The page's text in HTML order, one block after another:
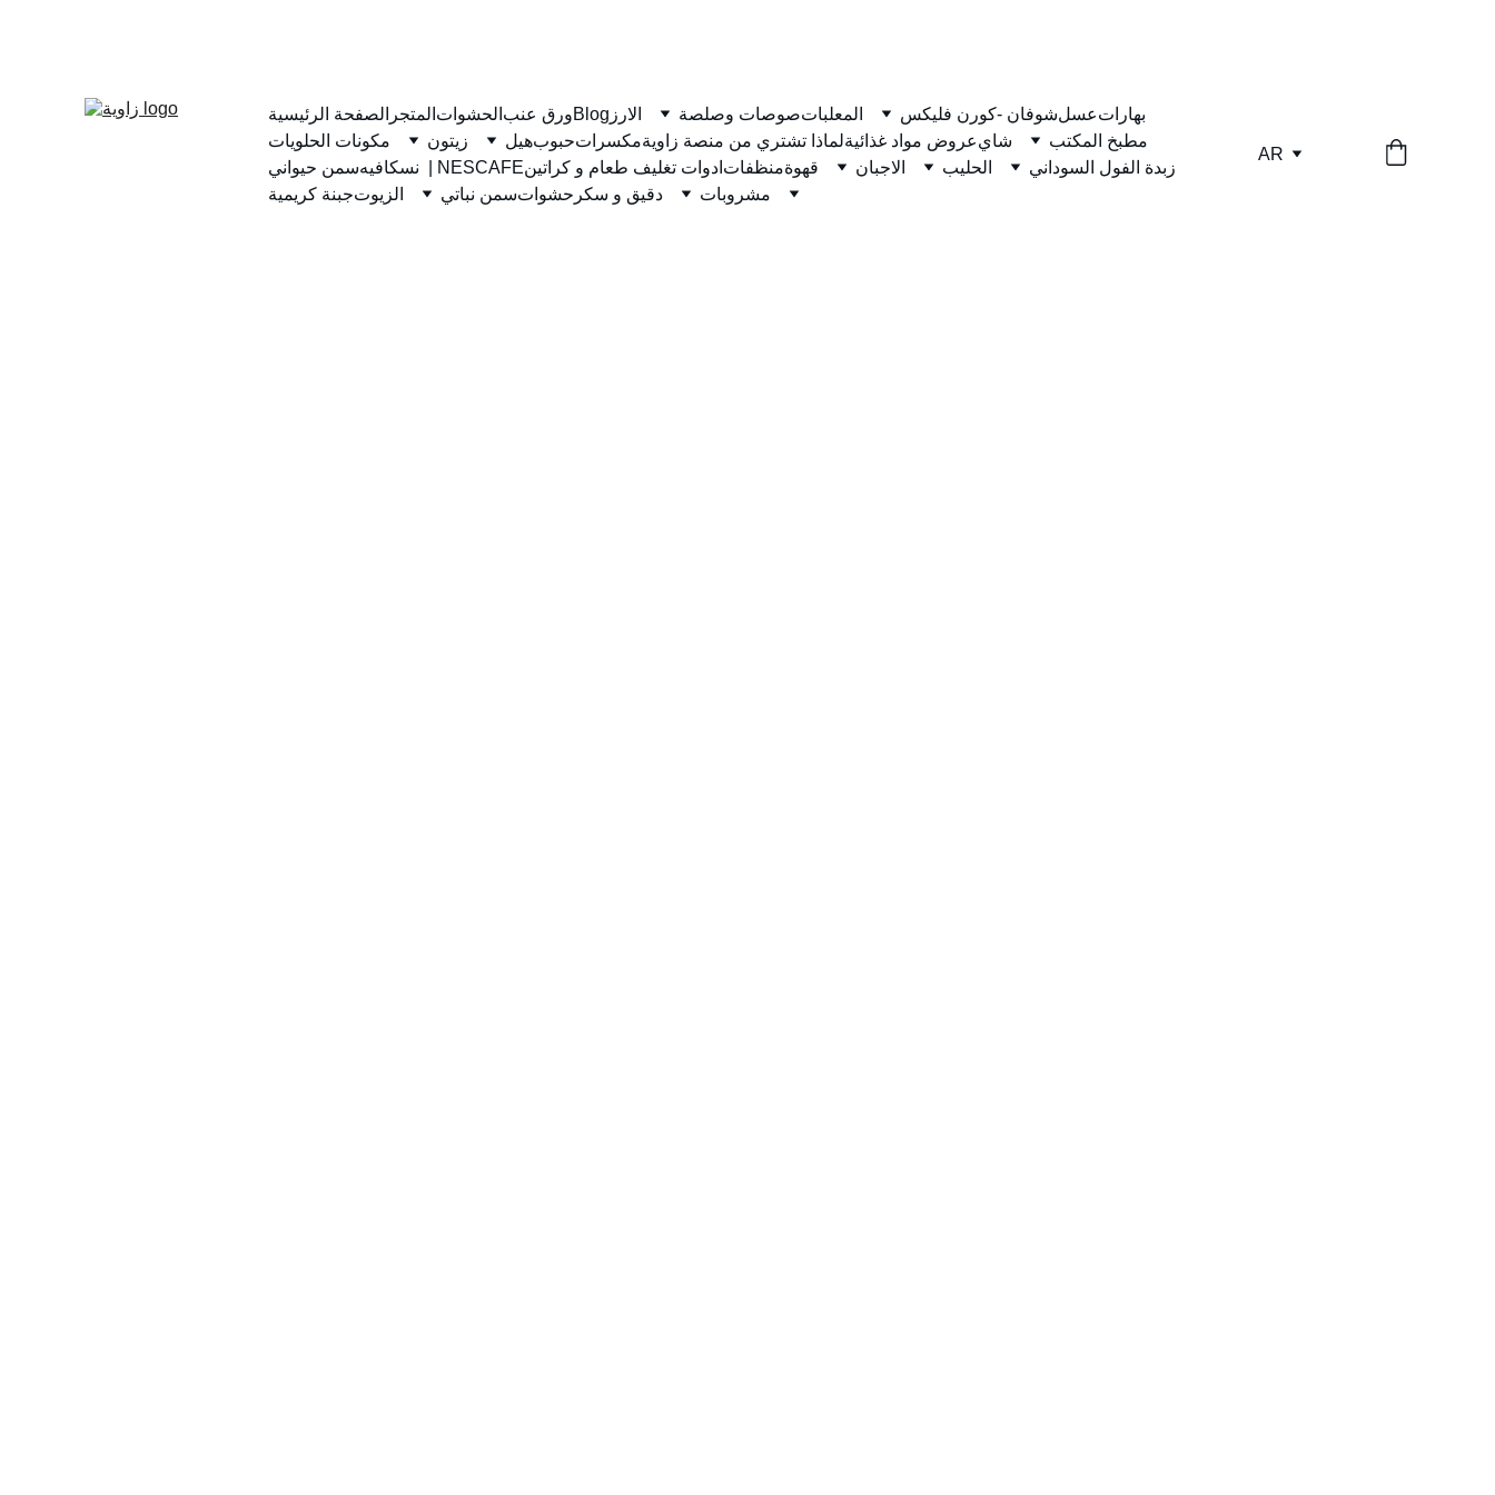
الصفحة الرئيسية المتجر الحشوات ورق عنبBlog الارز صوصات وصلصةالمعلبات شوفان -كورن فليكسعسلبهارات
مكونات الحلويات
زيتون هيلحبوبمكسراتلماذا تشتري من منصة زاويةعروض مواد غذائيةشاي
مطبخ المكتب
سمن حيواني
نسكافيه  | NESCAFEادوات تغليف طعام و كراتين منظفاتقهوة الاجبان الحليب
زبدة الفول السوداني
جبنة كريميةالزيوت سمن نباتيحشوات دقيق و سكر مشروبات
AR